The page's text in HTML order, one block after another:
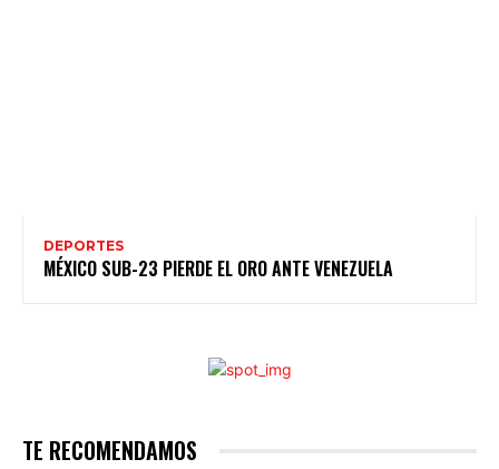
DEPORTES
MÉXICO SUB-23 PIERDE EL ORO ANTE VENEZUELA
TE RECOMENDAMOS